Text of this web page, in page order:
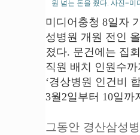
원 넘는 돈을 줬다. 사진=미
미디어충청 8일자
성병원 개원 전인
졌다. 문건에는 집
직원 배치 인원수
‘경상병원 인건비
3월2일부터 10일
그동안 경산삼성